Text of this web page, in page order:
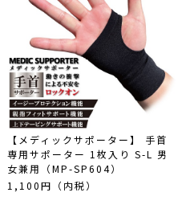
【メディックサポーター】 手首
専用サポーター 1枚入り S-L 男
女兼用（MP-SP604）
1,100円（内税）